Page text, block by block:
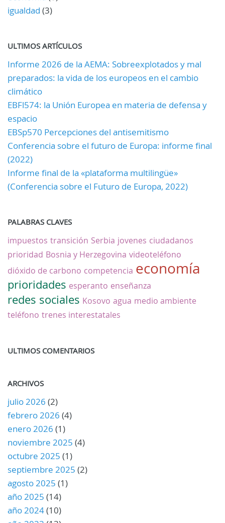
igualdad (3)
ULTIMOS ARTÍCULOS
Informe 2026 de la AEMA: Sobreexplotados y mal
preparados: la vida de los europeos en el cambio
climático
EBFl574: la Unión Europea en materia de defensa y
espacio
EBSp570 Percepciones del antisemitismo
Conferencia sobre el futuro de Europa: informe final
(2022)
Informe final de la «plataforma multilingüe»
(Conferencia sobre el Futuro de Europa, 2022)
PALABRAS CLAVES
impuestos transición Serbia jovenes ciudadanos
prioridad Bosnia y Herzegovina videoteléfono
dióxido de carbono competencia economía
prioridades esperanto enseñanza
redes sociales Kosovo agua medio ambiente
teléfono trenes interestatales
ULTIMOS COMENTARIOS
ARCHIVOS
julio 2026 (2)
febrero 2026 (4)
enero 2026 (1)
noviembre 2025 (4)
octubre 2025 (1)
septiembre 2025 (2)
agosto 2025 (1)
año 2025 (14)
año 2024(10)